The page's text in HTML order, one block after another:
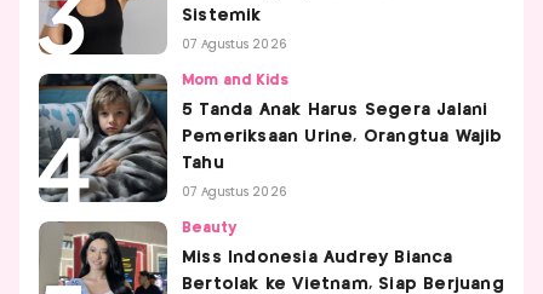
Sistemik
07 Agustus 2026
Mom and Kids
5 Tanda Anak Harus Segera Jalani
Pemeriksaan Urine, Orangtua Wajib
Tahu
07 Agustus 2026
Beauty
Miss Indonesia Audrey Bianca
Bertolak ke Vietnam, Siap Berjuang